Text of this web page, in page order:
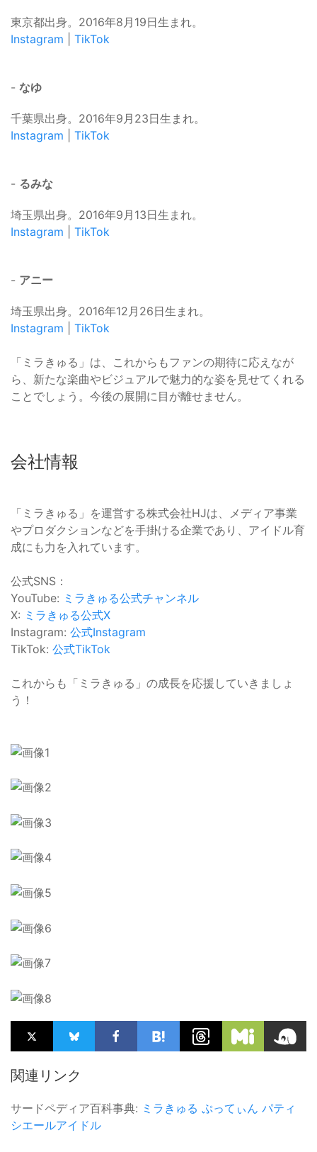
東京都出身。2016年8月19日生まれ。
Instagram
TikTok
- なゆ
千葉県出身。2016年9月23日生まれ。
Instagram
TikTok
- るみな
埼玉県出身。2016年9月13日生まれ。
Instagram
TikTok
- アニー
埼玉県出身。2016年12月26日生まれ。
Instagram
TikTok
「ミラきゅる」は、これからもファンの期待に応えなが
ら、新たな楽曲やビジュアルで魅力的な姿を見せてくれる
ことでしょう。今後の展開に目が離せません。
会社情報
「ミラきゅる」を運営する株式会社HJは、メディア事業
やプロダクションなどを手掛ける企業であり、アイドル育
成にも力を入れています。
公式SNS：
YouTube: ミラきゅる公式チャンネル
X: ミラきゅる公式X
Instagram: 公式Instagram
TikTok: 公式TikTok
これからも「ミラきゅる」の成長を応援していきましょ
う！
関連リンク
サードペディア百科事典: ミラきゅる ぷってぃん パティ
シエールアイドル